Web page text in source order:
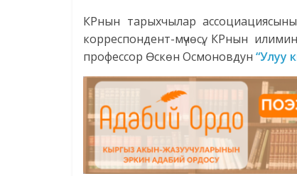
КРнын тарыхчылар
корреспондент-мүчөсү, КРнын
профессор Өскөн Осмоновдун “Улуу